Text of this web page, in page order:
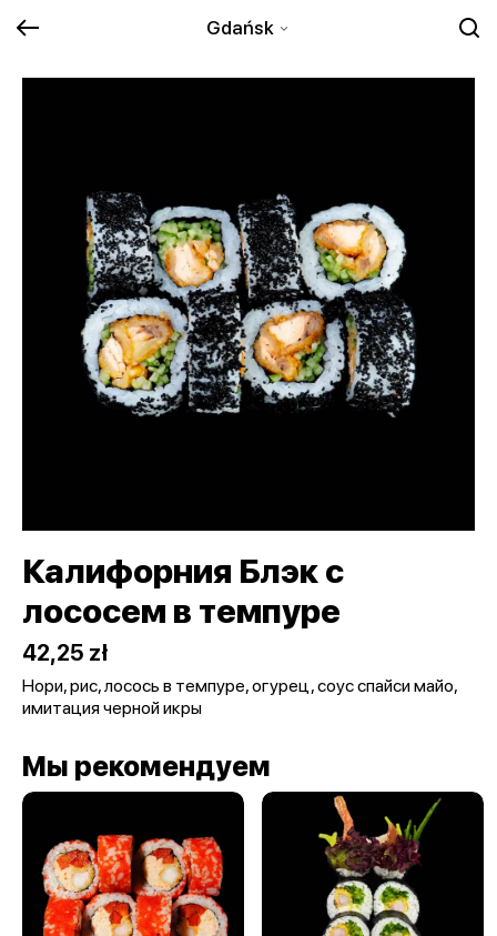
Gdańsk
Калифорния Блэк с
лососем в темпуре
42,25 zł
Нори, рис, лосось в темпуре, огурец, соус спайси майо,
имитация черной икры
Мы рекомендуем